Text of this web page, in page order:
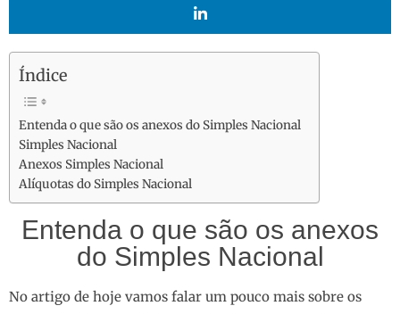
Índice
Entenda o que são os anexos do Simples Nacional
Simples Nacional
Anexos Simples Nacional
Alíquotas do Simples Nacional
Entenda o que são os anexos
do Simples Nacional
No artigo de hoje vamos falar um pouco mais sobre os